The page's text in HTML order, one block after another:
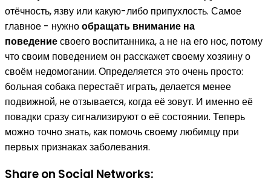
отёчность, язву или какую-либо припухлость. Самое
главное - нужнообращать внимание на
поведениесвоего воспитанника, а не на его нос, потому
что своим поведением он расскажет своему хозяину о
своём недомогании. Определяется это очень просто:
больная собака перестаёт играть, делается менее
подвижной, не отзывается, когда её зовут. И именно её
повадки сразу сигнализируют о её состоянии. Теперь
можно точно знать, как помочь своему любимцу при
первых признаках заболевания.
Share on Social Networks: